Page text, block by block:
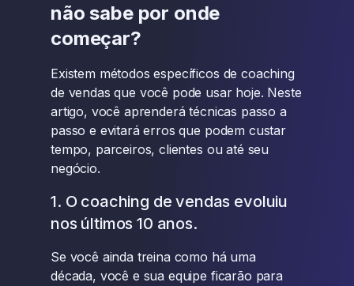
não sabe por onde
começar?
Existem métodos específicos de coaching
de vendas que você pode usar hoje. Neste
artigo, você aprenderá técnicas passo a
passo e evitará erros que podem custar
tempo, parceiros, clientes ou até seu
negócio.
1. O coaching de vendas evoluiu
nos últimos 10 anos.
Se você ainda treina como há uma
década, você e sua equipe ficarão para